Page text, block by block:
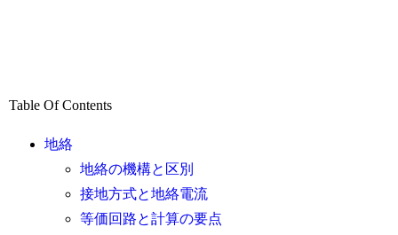
Table Of Contents
地絡
地絡の機構と区別
接地方式と地絡電流
等価回路と計算の要点